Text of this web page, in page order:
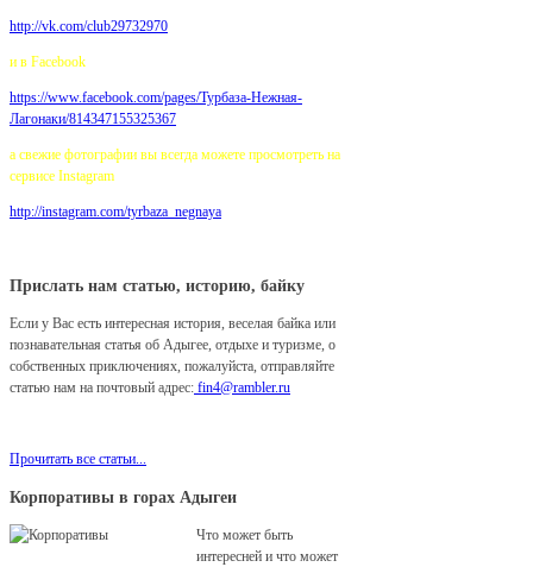
http://vk.com/club29732970
и в Facebook
https://www.facebook.com/pages/Турбаза-Нежная-
Лагонаки/814347155325367
а свежие фотографии вы всегда можете просмотреть на
сервисе Instagram
http://instagram.com/tyrbaza_negnaya
Прислать нам статью, историю, байку
Если у Вас есть интересная история, веселая байка или
познавательная статья об Адыгее, отдыхе и туризме, о
собственных приключениях, пожалуйста, отправляйте
статью нам на почтовый адрес: fin4@rambler.ru
Прочитать все статьи...
Корпоративы в горах Адыгеи
Что может быть
интересней и что может